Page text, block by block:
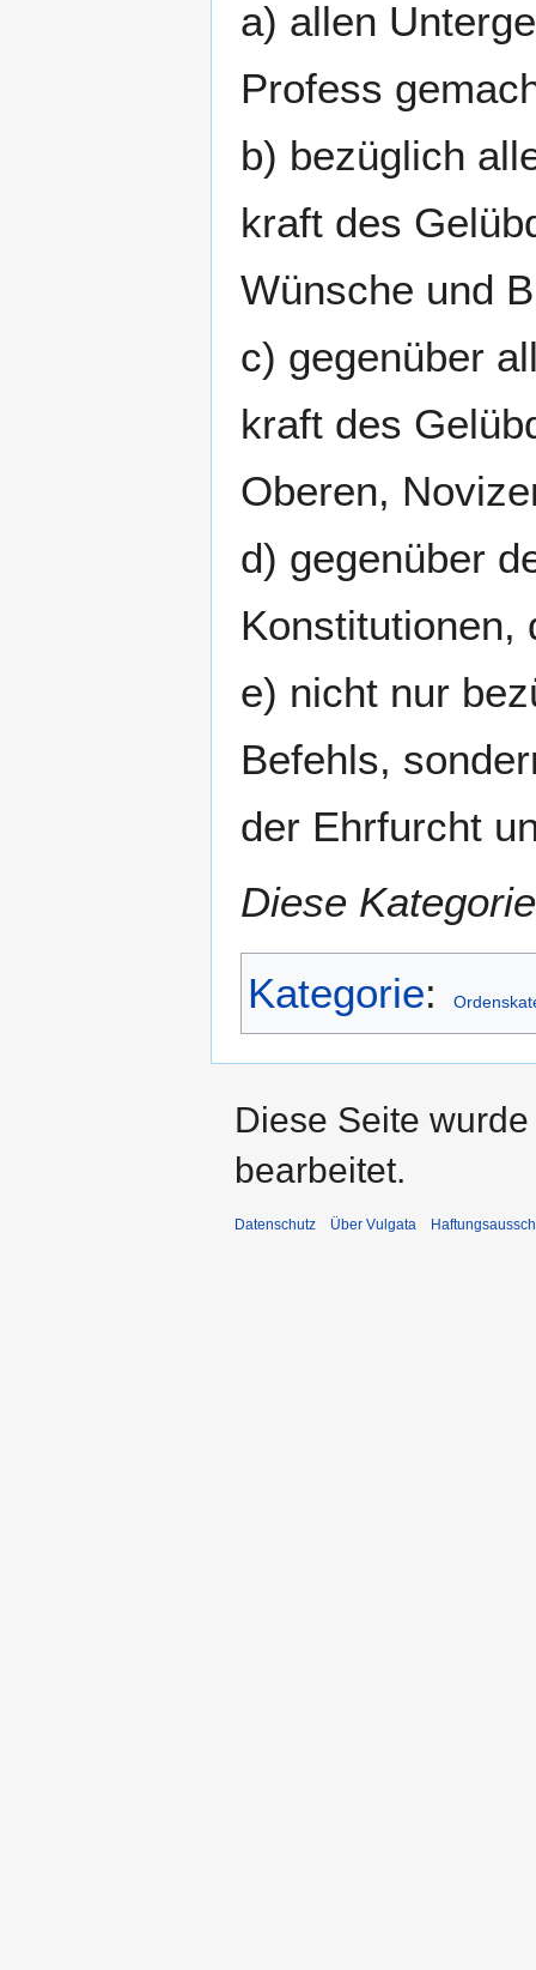
a) allen
Profess
b) bezüglich
kraft des
Wünsche und
c) gegenüber
kraft des
Oberen,
d) gegenüber
Konstitutionen,
e) nicht nur
Befehls,
der Ehrfurcht
Diese
Kategorie:
Diese Seite
bearbeitet.
Datenschutz Über Vulgata